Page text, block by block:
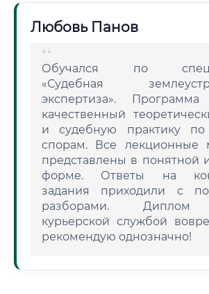
Любовь Панов
Обучался по
«Судебная
экспертиза». Программа
качественный
и судебную практику
спорам. Все лекционные
представлены в понятной
форме. Ответы на
задания приходили с
разборами. Диплом
курьерской службой
рекомендую однозначно!